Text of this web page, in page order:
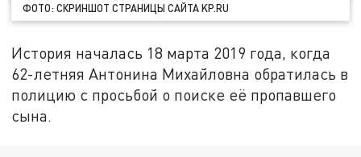
ФОТО: СКРИНШОТ СТРАНИЦЫ САЙТА KP.RU
История началась 18 марта 2019 года, когда
62-летняя Антонина Михайловна обратилась в
полицию с просьбой о поиске её пропавшего
сына.